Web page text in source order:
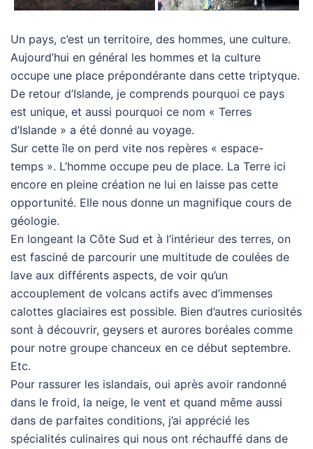
Un pays, c’est un territoire, des hommes, une culture.
Aujourd’hui en général les hommes et la culture
occupe une place prépondérante dans cette triptyque.
De retour d’Islande, je comprends pourquoi ce pays
est unique, et aussi pourquoi ce nom « Terres
d’Islande » a été donné au voyage.
Sur cette île on perd vite nos repères « espace-
temps ». L’homme occupe peu de place. La Terre ici
encore en pleine création ne lui en laisse pas cette
opportunité. Elle nous donne un magnifique cours de
géologie.
En longeant la Côte Sud et à l’intérieur des terres, on
est fasciné de parcourir une multitude de coulées de
lave aux différents aspects, de voir qu’un
accouplement de volcans actifs avec d’immenses
calottes glaciaires est possible. Bien d’autres curiosités
sont à découvrir, geysers et aurores boréales comme
pour notre groupe chanceux en ce début septembre.
Etc.
Pour rassurer les islandais, oui après avoir randonné
dans le froid, la neige, le vent et quand même aussi
dans de parfaites conditions, j’ai apprécié les
spécialités culinaires qui nous ont réchauffé dans de